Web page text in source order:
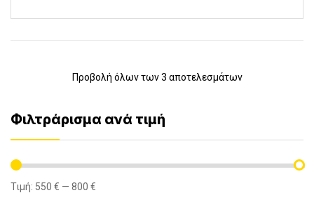
Προβολή όλων των 3 αποτελεσμάτων
Φιλτράρισμα ανά τιμή
Ελάχιστη
Μέγιστη
Τιμή: 550 € — 800 €